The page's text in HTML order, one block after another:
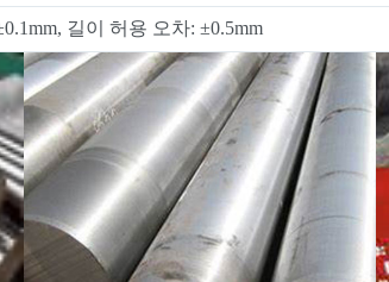
길이 허용 오차: ±0.5mm